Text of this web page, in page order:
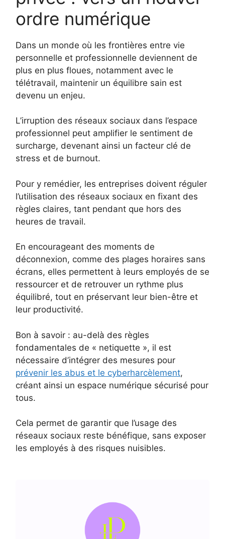
ordre numérique
Dans un monde où les frontières entre vie
personnelle et professionnelle deviennent de
plus en plus floues, notamment avec le
télétravail, maintenir un équilibre sain est
devenu un enjeu.
L’irruption des réseaux sociaux dans l’espace
professionnel peut amplifier le sentiment de
surcharge, devenant ainsi un facteur clé de
stress et de burnout.
Pour y remédier, les entreprises doivent réguler
l’utilisation des réseaux sociaux en fixant des
règles claires, tant pendant que hors des
heures de travail.
En encourageant des moments de
déconnexion, comme des plages horaires sans
écrans, elles permettent à leurs employés de se
ressourcer et de retrouver un rythme plus
équilibré, tout en préservant leur bien-être et
leur productivité.
Bon à savoir : au-delà des règles
fondamentales de « netiquette », il est
nécessaire d’intégrer des mesures pour
prévenir les abus et le cyberharcèlement,
créant ainsi un espace numérique sécurisé pour
tous.
Cela permet de garantir que l’usage des
réseaux sociaux reste bénéfique, sans exposer
les employés à des risques nuisibles.